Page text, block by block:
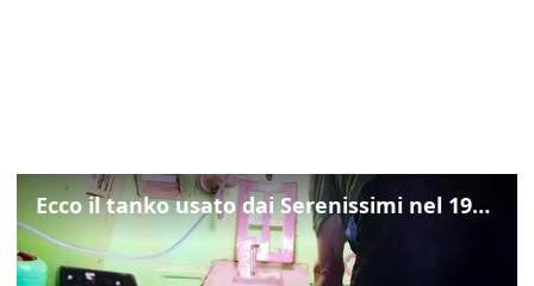
Ecco il tanko usato dai Serenissimi nel 1997 per il blitz a San Marco